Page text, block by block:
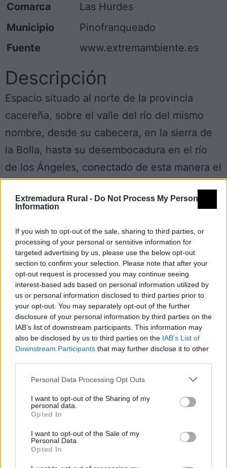
Extremadura Rural - Do Not Process My Personal
Information
If you wish to opt-out of the sale, sharing to third parties, or
processing of your personal or sensitive information for
targeted advertising by us, please use the below opt-out
section to confirm your selection. Please note that after your
opt-out request is processed you may continue seeing
interest-based ads based on personal information utilized by
us or personal information disclosed to third parties prior to
your opt-out. You may separately opt-out of the further
disclosure of your personal information by third parties on the
IAB’s list of downstream participants. This information may
also be disclosed by us to third parties on the IAB’s List of
Downstream Participants that may further disclose it to other
Personal Data Processing Opt Outs
I want to opt-out of the Sharing of my
personal data.
Opted In
I want to opt-out of the Sale of my
Personal Data.
Opted In
Comarca
Las Hurdes
Municipio
Pinofranqueado
Fuente
www.extremambiente.es
Descripción
Espacio situado al norte de la provincia
cacereña, sobre el valle del río del mismo
nombre, desde su cabecera, en la sierra de
la Bolla, hasta su desembocadura en el río
de los Ángeles, conectado de esta manera el
Sierras de Risco Viejo, actuando de corredor.
Directiva se encuentran representados en
dicho espacio limitado por los márgenes del
río. De ellos 1 es hábitat y 2 se corresponden
con los taxones del Anexo II. El hábitat
corresponde a los Brezales secos y los
taxones pertenecen a los invertebrados
Cerambyx cerdo y Oxygastra curtisii.
Mapa